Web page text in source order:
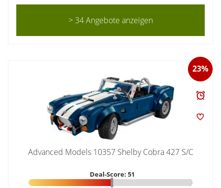
> 34 Angebote anzeigen
23%
Advanced Models 10357 Shelby Cobra 427 S/C
Deal-Score: 51